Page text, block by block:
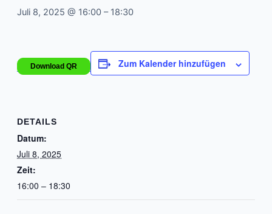
Juli 8, 2025 @ 16:00 – 18:30
Download QR Zum Kalender hinzufügen
DETAILS
Datum:
Juli 8, 2025
Zeit:
16:00 – 18:30